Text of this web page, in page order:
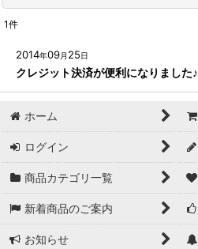
1件
2014年09月 25日
クレジット決済が便利になりました♪
ホーム
ログイン
商品カテゴリ一覧
新着商品のご案内
お知らせ